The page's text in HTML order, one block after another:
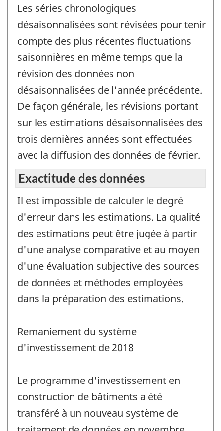
Les séries chronologiques
désaisonnalisées sont révisées pour tenir
compte des plus récentes fluctuations
saisonnières en même temps que la
révision des données non
désaisonnalisées de l'année précédente.
De façon générale, les révisions portant
sur les estimations désaisonnalisées des
trois dernières années sont effectuées
avec la diffusion des données de février.
Exactitude des données
Il est impossible de calculer le degré
d'erreur dans les estimations. La qualité
des estimations peut être jugée à partir
d'une analyse comparative et au moyen
d'une évaluation subjective des sources
de données et méthodes employées
dans la préparation des estimations.
Remaniement du système
d'investissement de 2018
Le programme d'investissement en
construction de bâtiments a été
transféré à un nouveau système de